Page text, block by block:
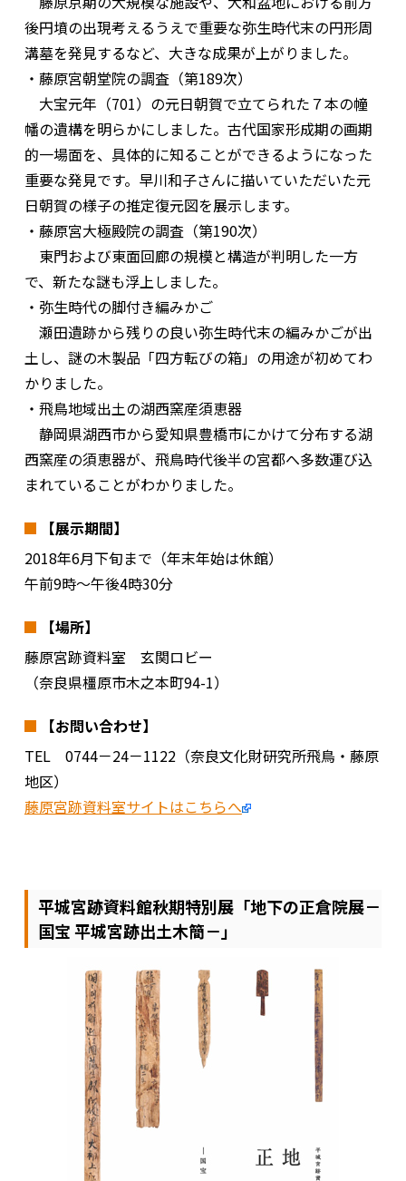
後円墳の出現考えるうえで重要な弥生時代末の円形周
溝墓を発見するなど、大きな成果が上がりました。
・藤原宮朝堂院の調査（第189次）
大宝元年（701）の元日朝賀で立てられた７本の幢
幡の遺構を明らかにしました。古代国家形成期の画期
的一場面を、具体的に知ることができるようになった
重要な発見です。早川和子さんに描いていただいた元
日朝賀の様子の推定復元図を展示します。
・藤原宮大極殿院の調査（第190次）
東門および東面回廊の規模と構造が判明した一方
で、新たな謎も浮上しました。
・弥生時代の脚付き編みかご
瀬田遺跡から残りの良い弥生時代末の編みかごが出
土し、謎の木製品「四方転びの箱」の用途が初めてわ
かりました。
・飛鳥地域出土の湖西窯産須恵器
静岡県湖西市から愛知県豊橋市にかけて分布する湖
西窯産の須恵器が、飛鳥時代後半の宮都へ多数運び込
まれていることがわかりました。
【展示期間】
2018年6月下旬まで（年末年始は休館）
午前9時～午後4時30分
【場所】
藤原宮跡資料室 玄関ロビー
（奈良県橿原市木之本町94-1）
【お問い合わせ】
TEL 0744－24－1122（奈良文化財研究所飛鳥・藤原
地区）
藤原宮跡資料室サイトはこちらへ
平城宮跡資料館秋期特別展「地下の正倉院展－
国宝 平城宮跡出土木簡－」